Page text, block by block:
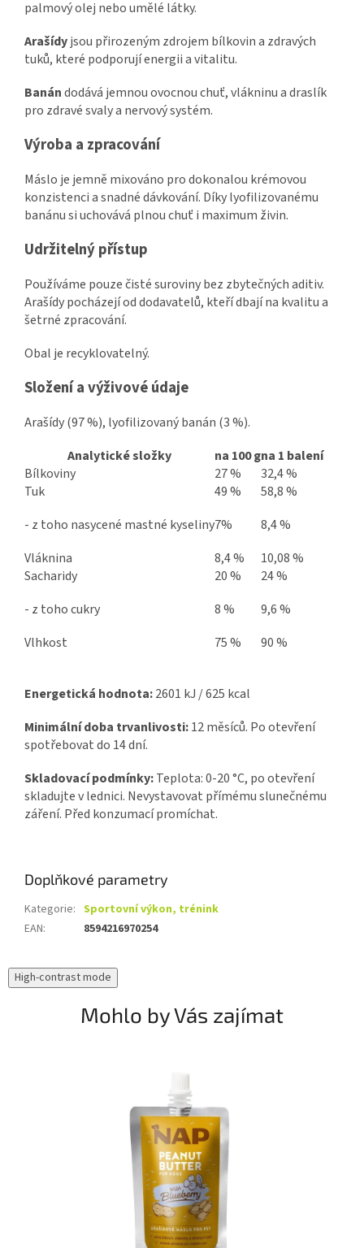
palmový olej nebo umělé látky.
Arašídyjsou přirozeným zdrojem bílkovin a zdravých
tuků, které podporují energii a vitalitu.
Banándodává jemnou ovocnou chuť, vlákninu a draslík
pro zdravé svaly a nervový systém.
Výroba a zpracování
Máslo je jemně mixováno pro dokonalou krémovou
konzistenci a snadné dávkování. Díky lyofilizovanému
banánu si uchovává plnou chuť i maximum živin.
Udržitelný přístup
Používáme pouze čisté suroviny bez zbytečných aditiv.
Arašídy pocházejí od dodavatelů, kteří dbají na kvalitu a
šetrné zpracování.
Obal je recyklovatelný.
Složení a výživové údaje
Arašídy (97 %), lyofilizovaný banán (3 %).
Analytické složky
na 100 gna 1 balení
Bílkoviny
27 %
32,4 %
Tuk
- z toho nasycené mastné kyseliny
49 %
7%
58,8 %
8,4 %
Vláknina
8,4 %
10,08 %
Sacharidy
- z toho cukry
20 %
8 %
24 %
9,6 %
Vlhkost
75 % 90 %
Energetická hodnota:2601 kJ / 625 kcal
Minimální doba trvanlivosti:12 měsíců. Po otevření
spotřebovat do 14 dní.
Skladovací podmínky:Teplota: 0-20 °C, po otevření
skladujte v lednici. Nevystavovat přímému slunečnému
záření. Před konzumací promíchat.
Doplňkové parametry
Kategorie: Sportovní výkon, trénink
EAN: 8594216970254
High-contrast mode
Mohlo by Vás zajímat